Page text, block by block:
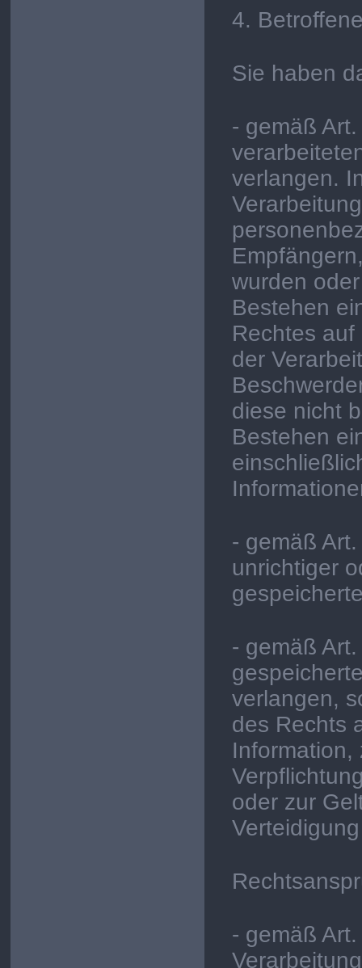
4.
Sie haben
- gemäß
verlangen.
wurden
Bestehen
Rechtes
der
diese nicht
Bestehen
- gemäß
unrichtiger
- gemäß
verlangen,
des Rechts
Information,
oder zur
- gemäß